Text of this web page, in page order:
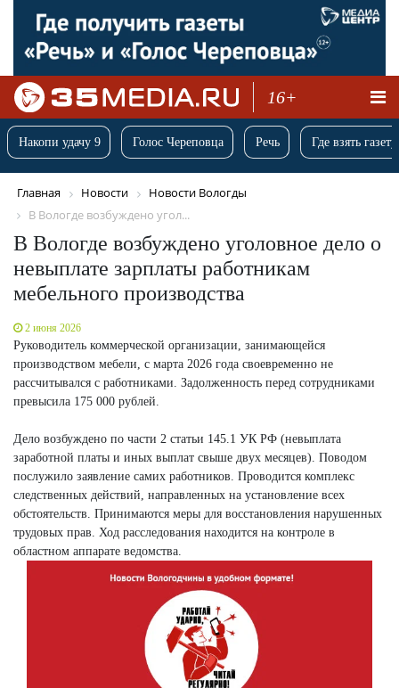
16+
Накопи удачу 9 Голос Череповца Речь Где взять
Главная Новости
Новости Вологды
В Вологде возбуждено угол...
В Вологде возбуждено уголовное дело о
невыплате зарплаты работникам
мебельного производства
2 июня 2026
Руководитель коммерческой организации, занимающейся
производством мебели, с марта 2026 года своевременно не
рассчитывался с работниками. Задолженность перед сотрудниками
превысила 175 000 рублей.
Дело возбуждено по части 2 статьи 145.1 УК РФ (невыплата
заработной платы и иных выплат свыше двух месяцев). Поводом
послужило заявление самих работников. Проводится комплекс
следственных действий, направленных на установление всех
обстоятельств. Принимаются меры для восстановления нарушенных
трудовых прав. Ход расследования находится на контроле в
областном аппарате ведомства.